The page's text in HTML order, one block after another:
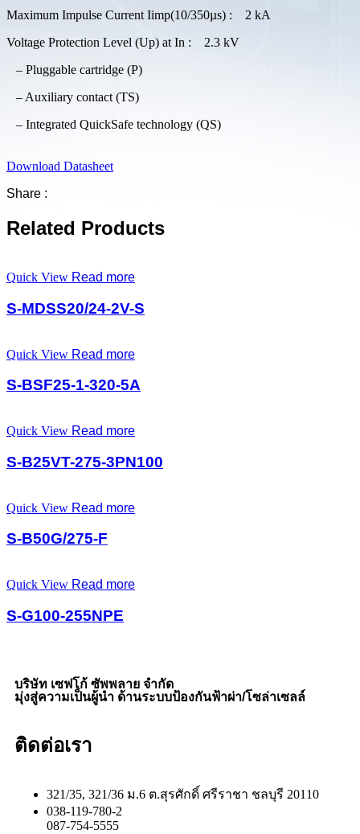
Maximum Impulse Current Iimp(10/350µs) : 2 kA
Voltage Protection Level (Up) at In : 2.3 kV
– Pluggable cartridge (P)
– Auxiliary contact (TS)
– Integrated QuickSafe technology (QS)
Download Datasheet
Share :
Related Products
Quick View Read more
S-MDSS20/24-2V-S
Quick View Read more
S-BSF25-1-320-5A
Quick View Read more
S-B25VT-275-3PN100
Quick View Read more
S-B50G/275-F
Quick View Read more
S-G100-255NPE
บริษัท เซฟโก้ ซัพพลาย จำกัด
มุ่งสู่ความเป็นผู้นำ ด้านระบบป้องกันฟ้าผ่า/โซล่าเซลล์
ติดต่อเรา
321/35, 321/36 ม.6 ต.สุรศักดิ์ ศรีราชา ชลบุรี 20110
038-119-780-2
087-754-5555